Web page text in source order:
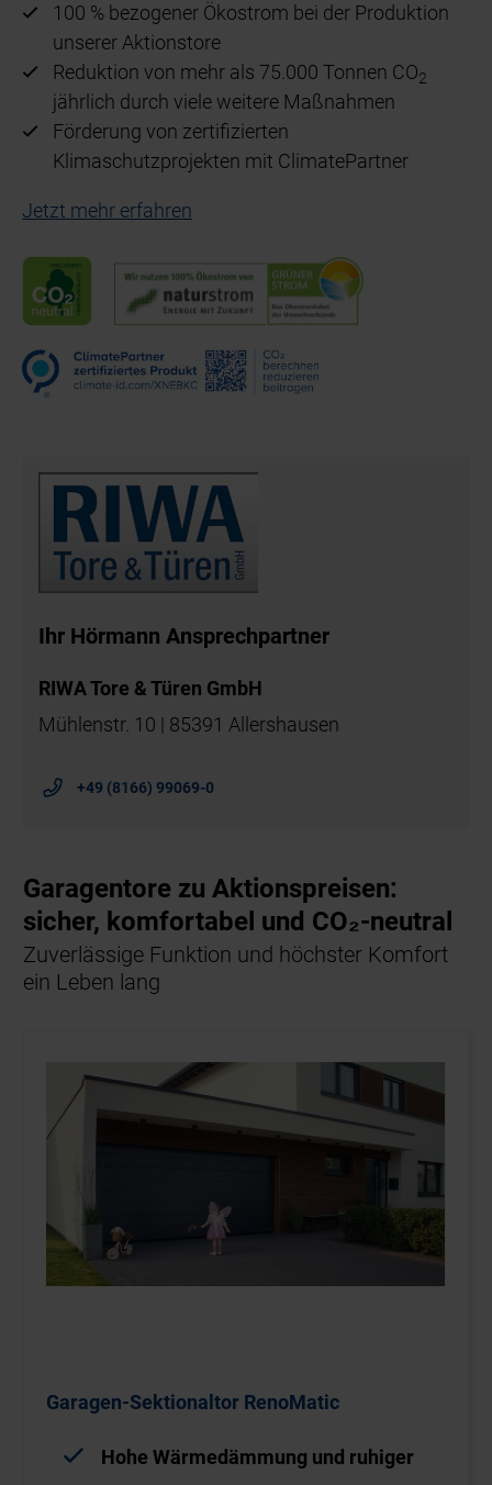
100 % bezogener Ökostrom bei der Produktion
unserer Aktionstore
Reduktion von mehr als 75.000 Tonnen CO2
jährlich durch viele weitere Maßnahmen
Förderung von zertifizierten
Klimaschutzprojekten mit ClimatePartner
Jetzt mehr erfahren
Ihr Hörmann Ansprechpartner
RIWA Tore & Türen GmbH
Mühlenstr. 10 | 85391 Allershausen
+49 (8166) 99069-0
Garagentore zu Aktionspreisen:
sicher, komfortabel und CO₂-neutral
Zuverlässige Funktion und höchster Komfort
ein Leben lang
Garagen-Sektionaltor RenoMatic
Hohe Wärmedämmung und ruhiger